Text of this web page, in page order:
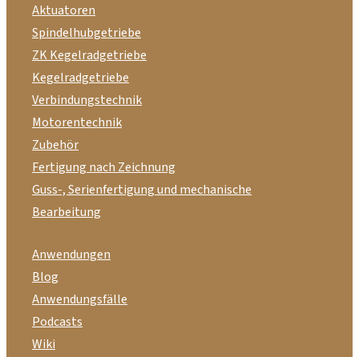
Aktuatoren
Spindelhubgetriebe
ZK Kegelradgetriebe
Kegelradgetriebe
Verbindungstechnik
Motorentechnik
Zubehör
Fertigung nach Zeichnung
Guss-, Serienfertigung und mechanische
Bearbeitung
Anwendungen
Blog
Anwendungsfälle
Podcasts
Wiki